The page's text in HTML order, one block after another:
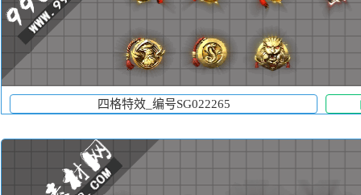
四格特效_编号SG022265